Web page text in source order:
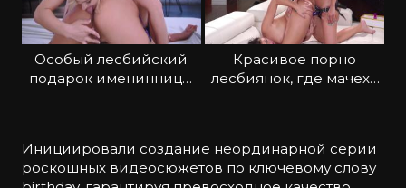
Особый лесбийский
подарок имениннице:
Красивое порно
лесбиянок, где мачеха
Инициировали создание неординарной серии
роскошных видеосюжетов по ключевому слову